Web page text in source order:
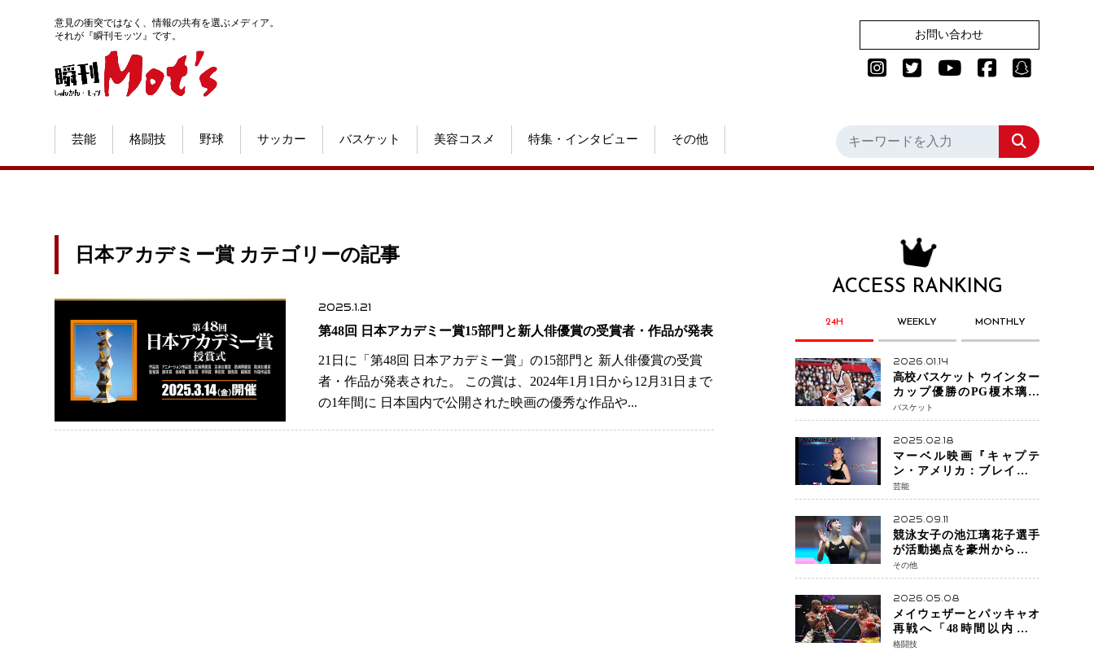
意見の衝突ではなく、情報の共有を選ぶメディア。
それが『瞬刊モッツ』です。
お問い合わせ
芸能 格闘技 野球 サッカー バスケット 美容コスメ 特集・インタビュー その他
日本アカデミー賞 カテゴリーの記事
2025.1.21
第48回 日本アカデミー賞15部門と新人俳優賞の受賞者・作品が発表
21日に「第48回 日本アカデミー賞」の15部門と 新人俳優賞の受賞
者・作品が発表された。 この賞は、2024年1月1日から12月31日まで
の1年間に 日本国内で公開された映画の優秀な作品や...
ACCESS RANKING
24H WEEKLY MONTHLY
2026.01.14
高校バスケット ウインター
カップ優勝のPG榎木璃旺
（えのき・りお）がプロの
現場へ―。
バスケット
2025.02.18
マーベル映画『キャプテ
ン・アメリカ：ブレイブ・
ニュー・ワールド』 新ブラ
ック・ウィドウ役のシラ・
ハースとは！？
芸能
2025.09.11
競泳女子の池江璃花子選手
が活動拠点を豪州から日本
へ！ 豪州での挑戦を糧に、
28年ロサンゼルス五輪へ再
始動
その他
2026.05.08
メイウェザーとパッキャオ
再戦へ「48時間以内に決
着」公式戦かエキシビショ
格闘技